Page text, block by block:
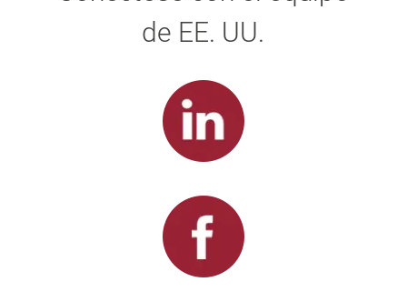
de EE. UU.